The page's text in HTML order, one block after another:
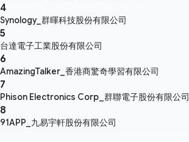
4
Synology_群暉科技股份有限公司
5
台達電子工業股份有限公司
6
AmazingTalker_香港商驚奇學習有限公司
7
Phison Electronics Corp_群聯電子股份有限公司
8
91APP_九易宇軒股份有限公司